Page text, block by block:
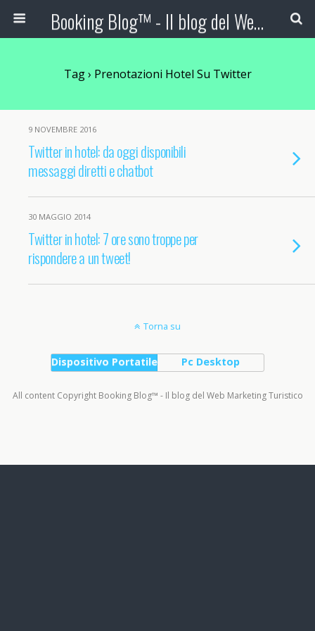
Booking Blog™ - Il blog del Web Marketing Turistico
Tag › Prenotazioni Hotel Su Twitter
9 NOVEMBRE 2016
Twitter in hotel: da oggi disponibili
messaggi diretti e chatbot
30 MAGGIO 2014
Twitter in hotel: 7 ore sono troppe per
rispondere a un tweet!
Torna su
Dispositivo Portatile Pc Desktop
All content Copyright Booking Blog™ - Il blog del Web Marketing Turistico